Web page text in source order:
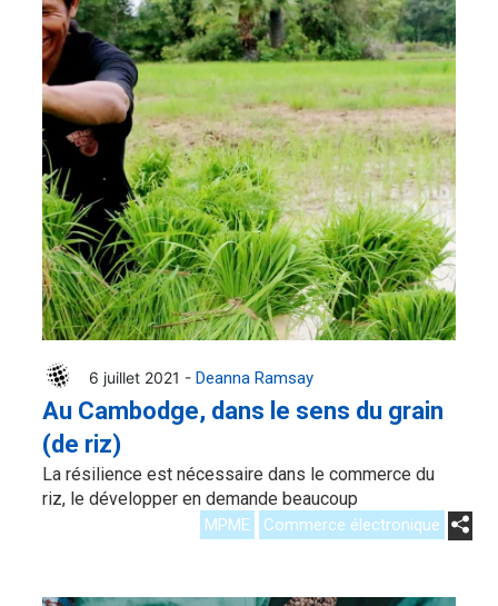
6 juillet 2021 - Deanna Ramsay
Au Cambodge, dans le sens du grain
(de riz)
La résilience est nécessaire dans le commerce du
riz, le développer en demande beaucoup
MPME Commerce électronique